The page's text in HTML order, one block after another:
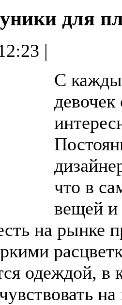
для
|
С
девочек
что в
вещей и
на рынке
одеждой, в